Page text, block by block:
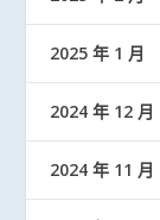
2025 年 1 月
2024 年 12 月
2024 年 11 月